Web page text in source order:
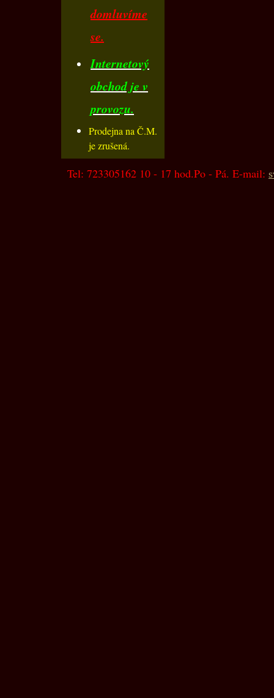
domluvíme
se.
Internetový
obchod je v
provozu.
Prodejna na Č.M.
je zrušená.
Tel: 723305162 10 - 17 hod.Po - Pá. E-mail: